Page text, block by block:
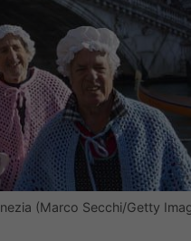
(Marco Secchi/Getty